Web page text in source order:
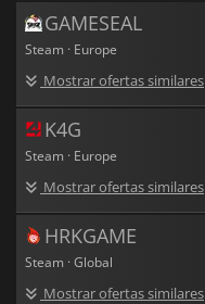
GAMESEAL
Steam · Europe
Mostrar ofertas similares
K4G
Steam · Europe
Mostrar ofertas similares
HRKGAME
Steam · Global
Mostrar ofertas similares